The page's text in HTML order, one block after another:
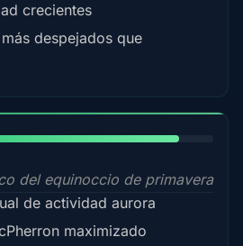
crecientes
despejados que
del equinoccio de primavera
de actividad aurora
maximizado